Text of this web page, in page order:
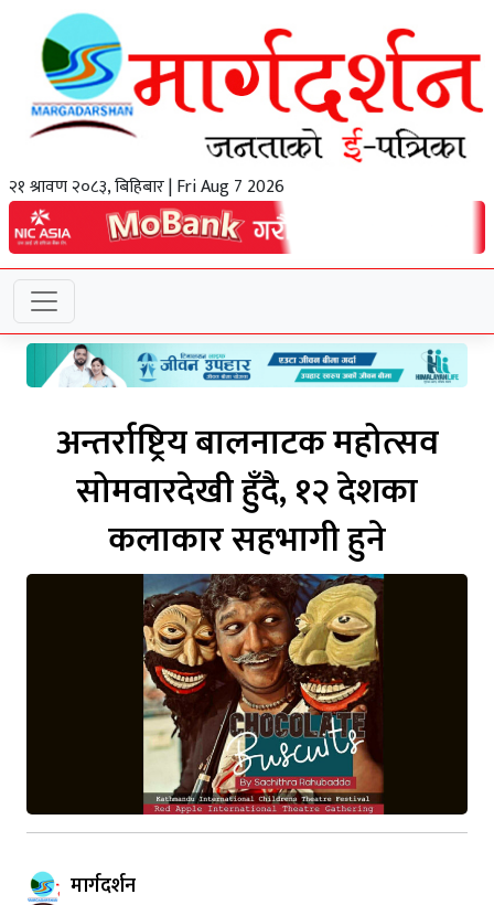
२१ श्रावण २०८३, बिहिबार | Fri Aug 7 2026
अन्तर्राष्ट्रिय बालनाटक महोत्सव
सोमवारदेखी हुँदै, १२ देशका
कलाकार सहभागी हुने
मार्गदर्शन